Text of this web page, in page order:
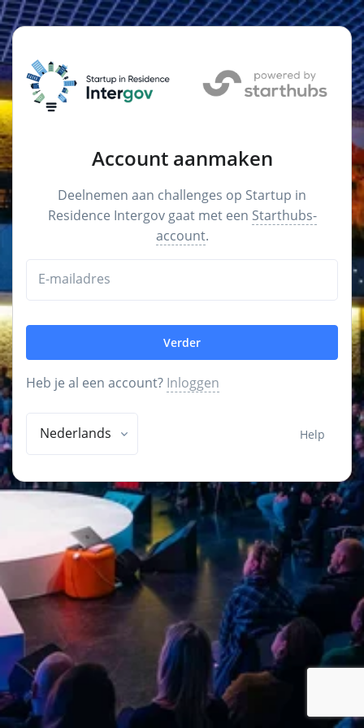
Account aanmaken
Deelnemen aan challenges op Startup in
Residence Intergov gaat met een Starthubs-
account.
E-mailadres
Verder
Heb je al een account? Inloggen
Nederlands Help